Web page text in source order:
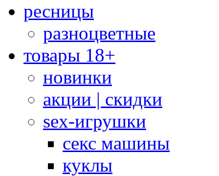
ресницы
разноцветные
товары 18+
новинки
акции | скидки
sex-игрушки
секс машины
куклы